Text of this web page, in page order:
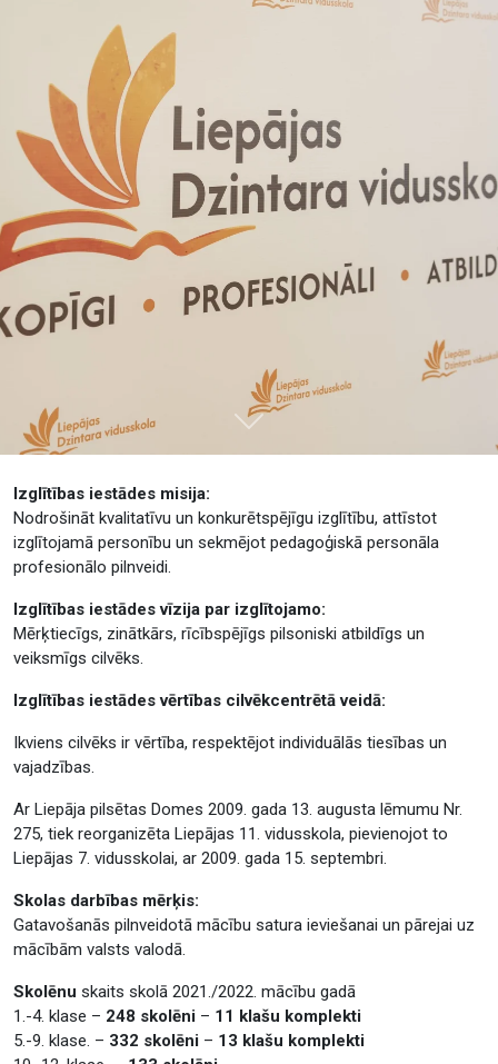
Tālāk
Izglītības iestādes misija:
Nodrošināt kvalitatīvu un konkurētspējīgu izglītību, attīstot
izglītojamā personību un sekmējot pedagoģiskā personāla
profesionālo pilnveidi.
Izglītības iestādes vīzija par izglītojamo:
Mērķtiecīgs, zinātkārs, rīcībspējīgs pilsoniski atbildīgs un
veiksmīgs cilvēks.
Izglītības iestādes vērtības cilvēkcentrētā veidā:
Ikviens cilvēks ir vērtība, respektējot individuālās tiesības un
vajadzības.
Ar Liepāja pilsētas Domes 2009. gada 13. augusta lēmumu Nr.
275, tiek reorganizēta Liepājas 11. vidusskola, pievienojot to
Liepājas 7. vidusskolai, ar 2009. gada 15. septembri.
Skolas darbības mērķis:
Gatavošanās pilnveidotā mācību satura ieviešanai un pārejai uz
mācībām valsts valodā.
Skolēnu skaits skolā 2021./2022. mācību gadā
1.-4. klase – 248 skolēni – 11 klašu komplekti
5.-9. klase. – 332 skolēni – 13 klašu komplekti